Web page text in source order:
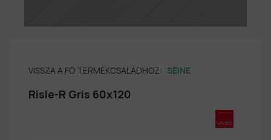
VISSZA A FŐ TERMÉKCSALÁDHOZ: SEINE
Risle-R Gris 60x120